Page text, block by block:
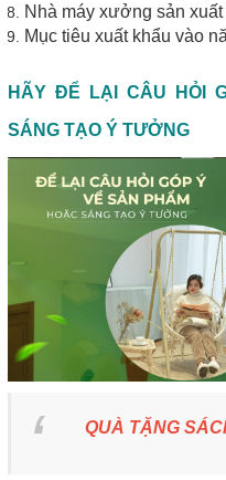
Nhà máy xưởng sản
Mục tiêu xuất khẩu vào
HÃY ĐỂ LẠI CÂU HỎI
SÁNG TẠO Ý TƯỞNG
QUÀ TẶNG